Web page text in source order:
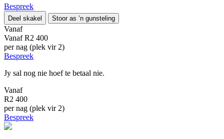
Bespreek
Deel skakel Stoor as ’n gunsteling
Vanaf
Vanaf R2 400
per nag (plek vir 2)
Bespreek
Jy sal nog nie hoef te betaal nie.
Vanaf
R2 400
per nag (plek vir 2)
Bespreek